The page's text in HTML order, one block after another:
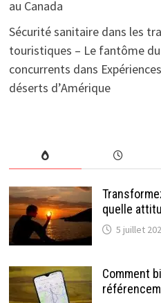
au Canada
Sécurité sanitaire dans les
touristiques – Le fantôme
concurrents dans
déserts d’Amérique
quelle
5 juillet
Comment